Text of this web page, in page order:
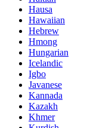
Hausa
Hawaiian
Hebrew
Hmong
Hungarian
Icelandic
Igbo
Javanese
Kannada
Kazakh
Khmer